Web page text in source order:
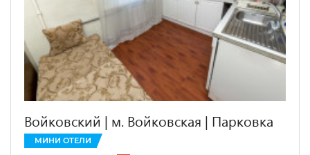
Войковский | м. Войковская | Парковка
МИНИ ОТЕЛИ